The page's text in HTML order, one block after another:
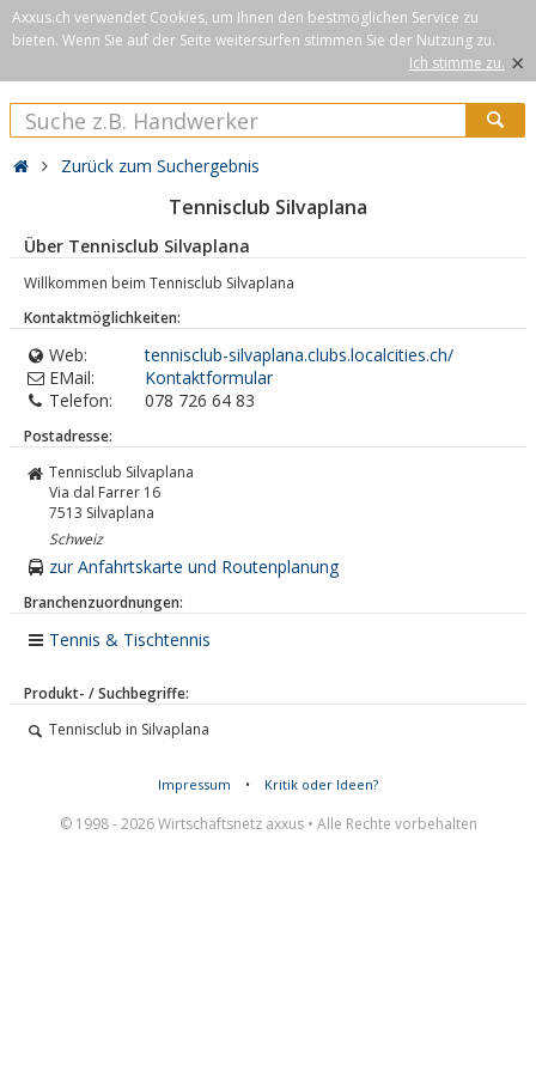
Axxus.ch verwendet Cookies, um Ihnen den bestmöglichen Service zu
bieten. Wenn Sie auf der Seite weitersurfen stimmen Sie der Nutzung zu.
Ich stimme zu. ×
Zurück zum Suchergebnis
Tennisclub Silvaplana
Über Tennisclub Silvaplana
Willkommen beim Tennisclub Silvaplana
Kontaktmöglichkeiten:
Web:
tennisclub-silvaplana.clubs.localcities.ch/
EMail:
Kontaktformular
Telefon:
078 726 64 83
Postadresse:
Tennisclub Silvaplana
Via dal Farrer 16
7513 Silvaplana
Schweiz
zur Anfahrtskarte und Routenplanung
Branchenzuordnungen:
Tennis & Tischtennis
Produkt- / Suchbegriffe:
Tennisclub in Silvaplana
Impressum • Kritik oder Ideen?
© 1998 - 2026 Wirtschaftsnetz axxus • Alle Rechte vorbehalten